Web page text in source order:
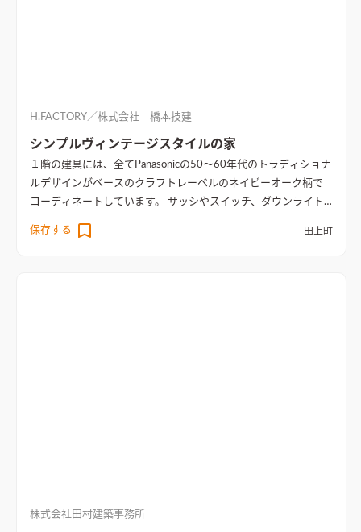
H.FACTORY／株式会社 橋本技建
シンプルヴィンテージスタイルの家
１階の建具には、全てPanasonicの50～60年代のトラディショナ
ルデザインがベースのクラフトレーベルのネイビーオーク柄で
コーディネートしています。 サッシやスイッチ、ダウンライト
て、ヴィンテージ感のあるカッコイイお家が出来ました。
保存する 田上町
株式会社田村建築事務所